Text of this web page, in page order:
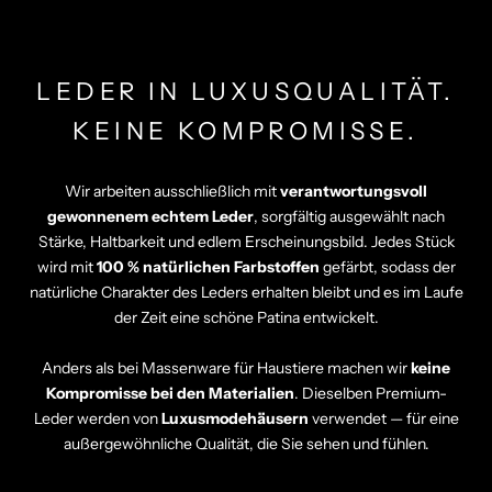
LEDER IN LUXUSQUALITÄT.
KEINE KOMPROMISSE.
Wir arbeiten ausschließlich mitverantwortungsvoll
gewonnenem echtem Leder, sorgfältig ausgewählt nach
Stärke, Haltbarkeit und edlem Erscheinungsbild. Jedes Stück
wird mit100 % natürlichen Farbstoffen gefärbt, sodass der
natürliche Charakter des Leders erhalten bleibt und es im Laufe
der Zeit eine schöne Patina entwickelt.
Anders als bei Massenware für Haustiere machen wirkeine
Kompromisse bei den Materialien. Dieselben Premium-
Leder werden vonLuxusmodehäusern verwendet — für eine
außergewöhnliche Qualität, die Sie sehen und fühlen.